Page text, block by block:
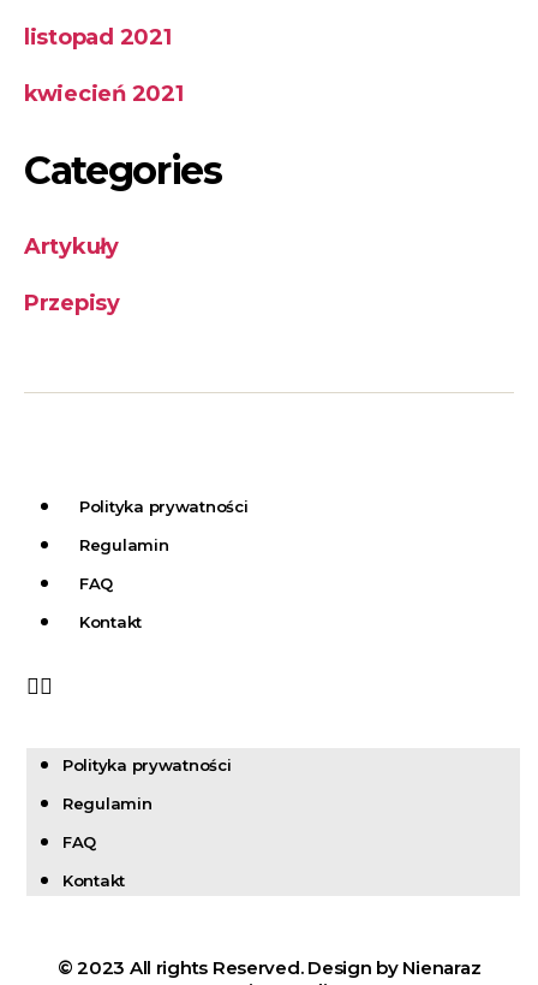
listopad 2021
kwiecień 2021
Categories
Artykuły
Przepisy
Polityka prywatności
Regulamin
FAQ
Kontakt
Polityka prywatności
Regulamin
FAQ
Kontakt
© 2023 All rights Reserved. Design by Nienaraz